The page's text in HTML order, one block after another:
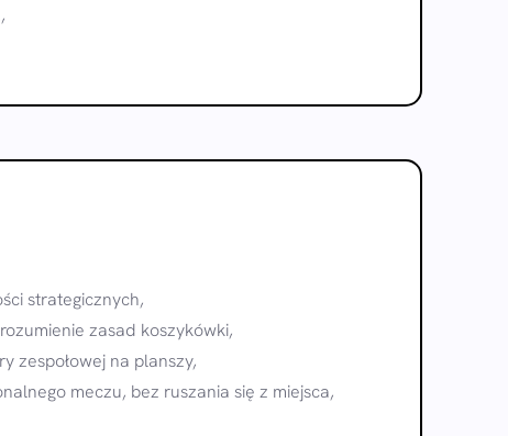
strategicznych,
zasad koszykówki,
zespołowej na planszy,
meczu, bez ruszania się z miejsca,